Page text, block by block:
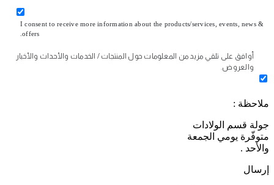
I consent to receive more information about the products/services, events, news &
offers.
أوافق على تلقي مزيد من المعلومات حول المنتجات / الخدمات والأحداث والأخبار
والعروض.
ملاحظة :
جولة قسم الولادات
متوفّرة يومي الجمعة
والأحد .
إرسال